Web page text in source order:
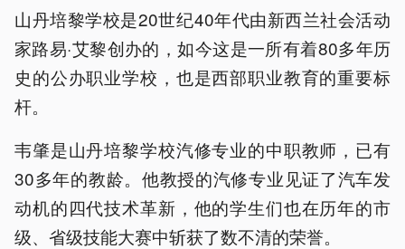
山丹培黎学校是20世纪40年代由新西兰社会活动
家路易·艾黎创办的，如今这是一所有着80多年历
史的公办职业学校，也是西部职业教育的重要标
杆。
韦肇是山丹培黎学校汽修专业的中职教师，已有
30多年的教龄。他教授的汽修专业见证了汽车发
动机的四代技术革新，他的学生们也在历年的市
级、省级技能大赛中斩获了数不清的荣誉。